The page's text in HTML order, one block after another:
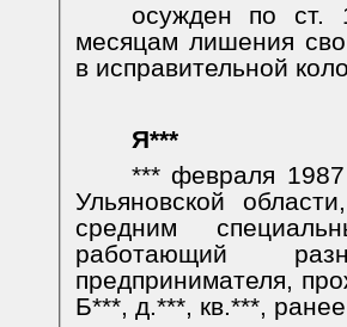
осужден по
месяцам лишения
в исправительной
Я***
*** февраля
Ульяновской
средним
работающий
предпринимателя,
Б***, д.***, кв.***,